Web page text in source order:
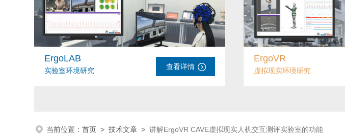
ErgoLAB
实验室环境研究 查看详情
ErgoVR
虚拟现实环境研究
当前位置：首页 >技术文章 >讲解ErgoVR CAVE虚拟现实人机交互测评实验室的功能